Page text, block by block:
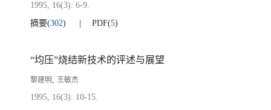
1995, 16(3): 6-9.
摘要(302) PDF(5)
“均压”烧结新技术的评述与展望
黎建明, 王敏杰
1995, 16(3): 10-15.